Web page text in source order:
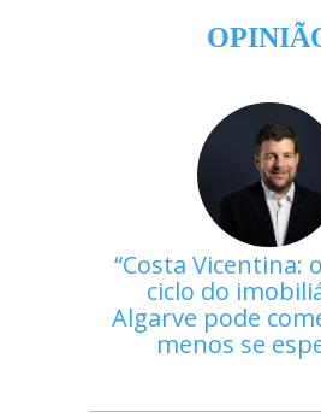
Costa Vicentina:
ciclo do
Algarve pode
menos se